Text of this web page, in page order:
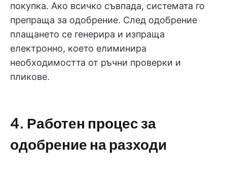
покупка. Ако всичко съвпада, системата го
препраща за одобрение. След одобрение
плащането се генерира и изпраща
електронно, което елиминира
необходимостта от ръчни проверки и
пликове.
4. Работен процес за
одобрение на разходи